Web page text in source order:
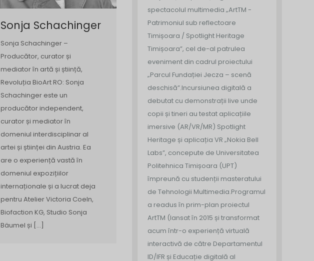
Sonja Schachinger
Sonja Schachinger –
Producător, curator și
mediator în artă și știință,
Revoluția BioArt RO: Sonja
Schachinger este un
producător independent,
curator și mediator în
domeniul interdisciplinar al
artei și științei din Austria. Ea
are o experiență vastă în
domeniul expozițiilor
internaționale și a lucrat deja
pentru Atelier Victoria Coeln,
Biofaction KG, Studio Sonja
Bäumel și […]
spectacolul multimedia „ArtTM -
Patrimoniul sub reflectoare
Timișoara / Spotlight Heritage
Timișoara”, cel de-al patrulea
eveniment din cadrul proiectului
„Parcul Fundației Jecza – scenă
deschisă”.Incursiunea digitală a
debutat cu demonstrații live unde
copii și tineri au testat aplicațiile
imersive (AR/VR/MR) Spotlight
Heritage și aplicația VR „Nokia Bell
Labs”, concepute de Universitatea
Politehnica Timișoara (UPT)
împreună cu studenții masteratului
de Tehnologii Multimedia.Programul
a readus în prim-plan proiectul
ArtTM (lansat în 2015 și transformat
acum într-o experiență virtuală
interactivă de către Departamentul
ID/IFR și Educație digitală al